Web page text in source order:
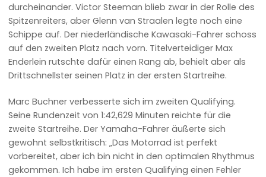
durcheinander. Victor Steeman blieb zwar in der Rolle des
Spitzenreiters, aber Glenn van Straalen legte noch eine
Schippe auf. Der niederländische Kawasaki-Fahrer schoss
auf den zweiten Platz nach vorn. Titelverteidiger Max
Enderlein rutschte dafür einen Rang ab, behielt aber als
Drittschnellster seinen Platz in der ersten Startreihe.
Marc Buchner verbesserte sich im zweiten Qualifying.
Seine Rundenzeit von 1:42,629 Minuten reichte für die
zweite Startreihe. Der Yamaha-Fahrer äußerte sich
gewohnt selbstkritisch: „Das Motorrad ist perfekt
vorbereitet, aber ich bin nicht in den optimalen Rhythmus
gekommen. Ich habe im ersten Qualifying einen Fehler